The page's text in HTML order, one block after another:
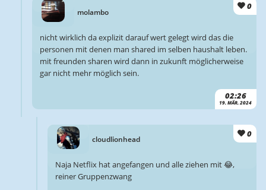
molambo
0
02:26
19. MÄR. 2024
nicht wirklich da explizit darauf wert gelegt wird das die
personen mit denen man shared im selben haushalt leben.
mit freunden sharen wird dann in zukunft möglicherweise
gar nicht mehr möglich sein.
cloudlionhead
0
Naja Netflix hat angefangen und alle ziehen mit 😂,
reiner Gruppenzwang